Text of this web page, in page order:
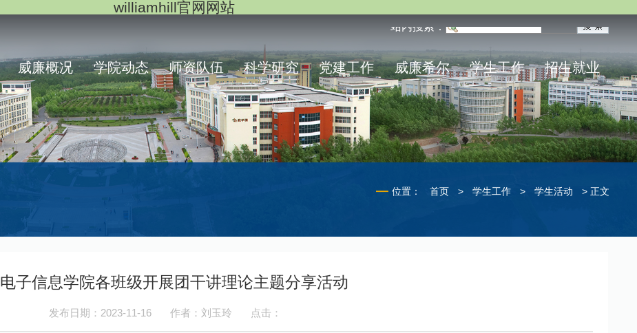
williamhill官网网站
站内搜索：
威廉概况 学院动态 师资队伍 科学研究 党建工作 威廉希尔 学生工作 招生就业
位置： 首页 > 学生工作 > 学生活动 > 正文
电子信息学院各班级开展团干讲理论主题分享活动
发布日期：2023-11-16 作者：刘玉玲 点击：